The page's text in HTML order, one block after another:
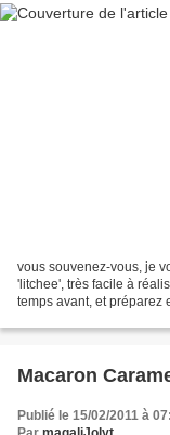
vous souvenez-vous, je
'litchee', très facile à
temps avant, et préparez
Macaron
Publié le 15/02/2011 à